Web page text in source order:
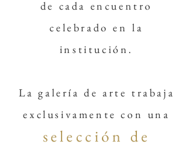
de cada encuentro
celebrado en la
institución.
La galería de arte trabaja
exclusivamente con una
selección de